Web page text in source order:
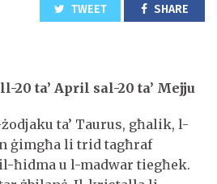
TWEET SHARE
20 ta’ April sal-20 ta’ Mejju
ta’ Taurus, għalik, l-
ġimgħa li trid tagħraf
ħidma u l-madwar tiegħek.